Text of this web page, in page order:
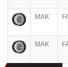
MAK
MAK